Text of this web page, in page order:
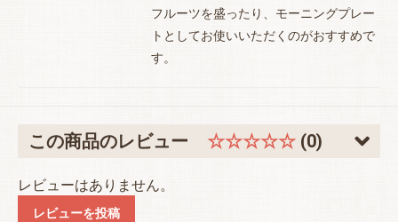
お買い物を続ける カートへ進む
フルーツを盛ったり、モーニングプレー
トとしてお使いいただくのがおすすめで
す。
この商品のレビュー ☆☆☆☆☆ (0)
レビューはありません。
レビューを投稿